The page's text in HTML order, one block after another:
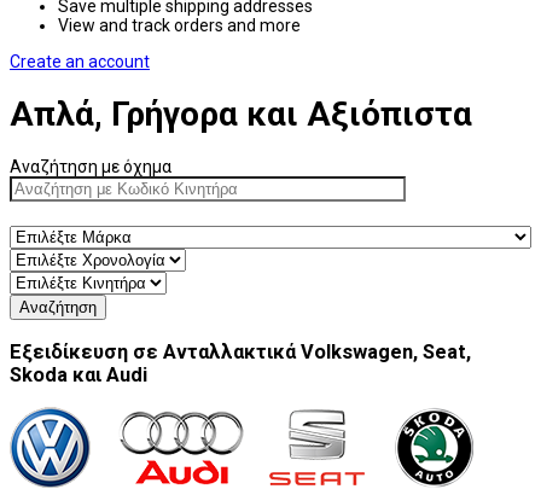
Save multiple shipping addresses
View and track orders and more
Create an account
Απλά, Γρήγορα και Αξιόπιστα
Αναζήτηση με όχημα
Αναζήτηση
Εξειδίκευση σε Ανταλλακτικά Volkswagen, Seat,
Skoda και Audi